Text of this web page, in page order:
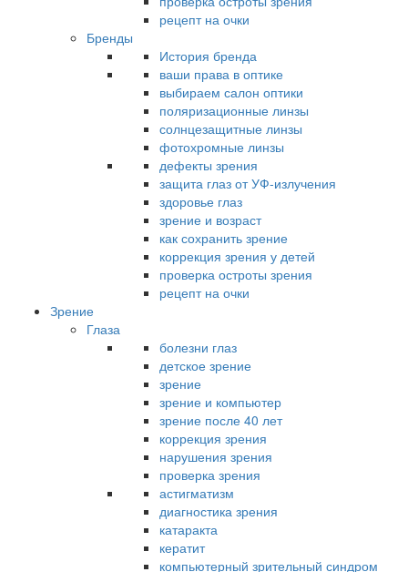
рецепт на очки
Бренды
История бренда
ваши права в оптике
выбираем салон оптики
поляризационные линзы
солнцезащитные линзы
фотохромные линзы
дефекты зрения
защита глаз от УФ-излучения
здоровье глаз
зрение и возраст
как сохранить зрение
коррекция зрения у детей
проверка остроты зрения
рецепт на очки
Зрение
Глаза
болезни глаз
детское зрение
зрение
зрение и компьютер
зрение после 40 лет
коррекция зрения
нарушения зрения
проверка зрения
астигматизм
диагностика зрения
катаракта
кератит
компьютерный зрительный синдром